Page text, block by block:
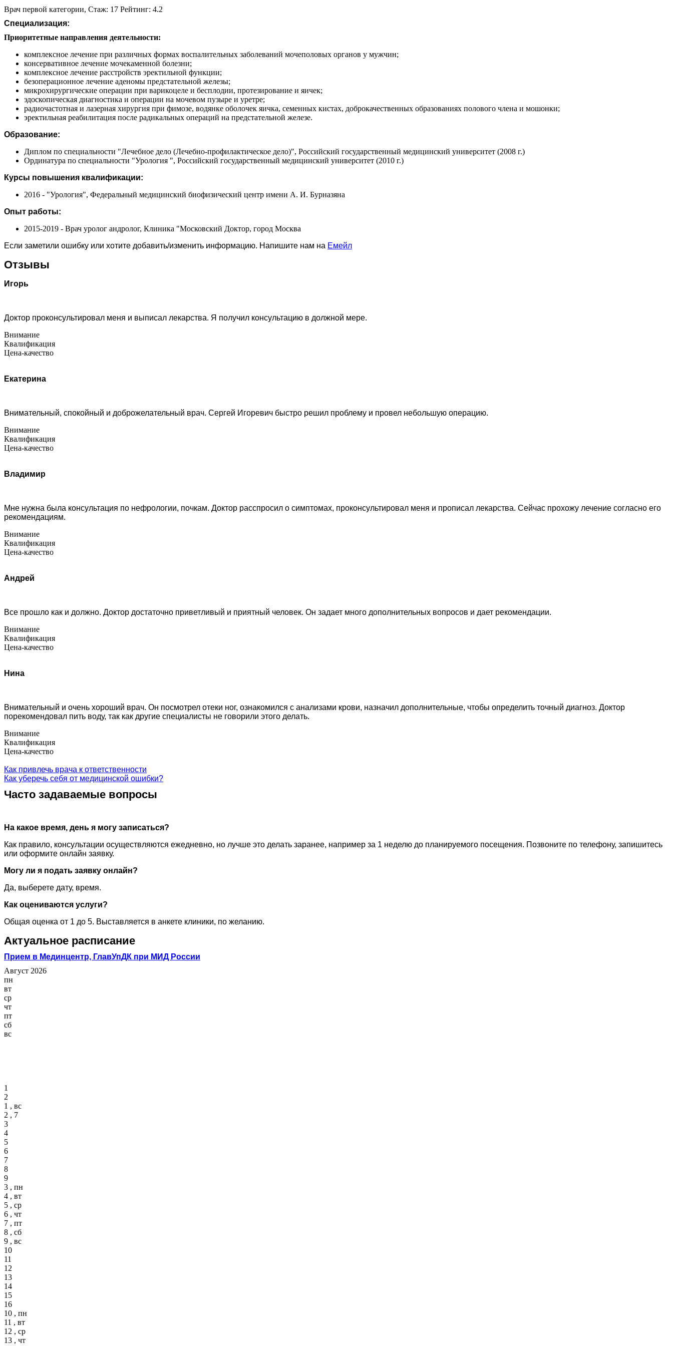
Врач первой категории, Стаж: 17 Рейтинг: 4.2
Специализация:
Приоритетные направления деятельности:
комплексное лечение при различных формах воспалительных заболеваний мочеполовых органов у мужчин;
консервативное лечение мочекаменной болезни;
комплексное лечение расстройств эректильной функции;
безоперационное лечение аденомы предстательной железы;
микрохирургические операции при варикоцеле и бесплодии, протезирование и яичек;
эдоскопическая диагностика и операции на мочевом пузыре и уретре;
радиочастотная и лазерная хирургия при фимозе, водянке оболочек яичка, семенных кистах, доброкачественных образованиях полового члена и мошонки;
эректильная реабилитация после радикальных операций на предстательной железе.
Образование:
Диплом по специальности "Лечебное дело (Лечебно-профилактическое дело)", Российский государственный медицинский университет (2008 г.)
Ординатура по специальности "Урология ", Российский государственный медицинский университет (2010 г.)
Курсы повышения квалификации:
2016 - "Урология", Федеральный медицинский биофизический центр имени А. И. Бурназяна
Опыт работы:
2015-2019 - Врач уролог андролог, Клиника "Московский Доктор, город Москва
Если заметили ошибку или хотите добавить/изменить информацию. Напишите нам на Емейл
Отзывы
Игорь
Доктор проконсультировал меня и выписал лекарства. Я получил консультацию в должной мере.
Внимание
Квалификация
Цена-качество
Екатерина
Внимательный, спокойный и доброжелательный врач. Сергей Игоревич быстро решил проблему и провел небольшую операцию.
Внимание
Квалификация
Цена-качество
Владимир
Мне нужна была консультация по нефрологии, почкам. Доктор расспросил о симптомах, проконсультировал меня и прописал лекарства. Сейчас прохожу лечение согласно его
рекомендациям.
Внимание
Квалификация
Цена-качество
Андрей
Все прошло как и должно. Доктор достаточно приветливый и приятный человек. Он задает много дополнительных вопросов и дает рекомендации.
Внимание
Квалификация
Цена-качество
Нина
Внимательный и очень хороший врач. Он посмотрел отеки ног, ознакомился с анализами крови, назначил дополнительные, чтобы определить точный диагноз. Доктор
порекомендовал пить воду, так как другие специалисты не говорили этого делать.
Внимание
Квалификация
Цена-качество
Как привлечь врача к ответственности
Как уберечь себя от медицинской ошибки?
Часто задаваемые вопросы
На какое время, день я могу записаться?
Как правило, консультации осуществляются ежедневно, но лучше это делать заранее, например за 1 неделю до планируемого посещения. Позвоните по телефону, запишитесь
или оформите онлайн заявку.
Могу ли я подать заявку онлайн?
Да, выберете дату, время.
Как оцениваются услуги?
Общая оценка от 1 до 5. Выставляется в анкете клиники, по желанию.
Актуальное расписание
Прием в Мединцентр, ГлавУпДК при МИД России
Август 2026
пн
вт
ср
чт
пт
сб
вс
1
2
1 , вс
2 , 7
3
4
5
6
7
8
9
3 , пн
4 , вт
5 , ср
6 , чт
7 , пт
8 , сб
9 , вс
10
11
12
13
14
15
16
10 , пн
11 , вт
12 , ср
13 , чт